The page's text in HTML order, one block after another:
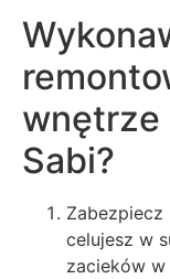
wnętrze
Sabi?
Zabezpiecz
celujesz w
zacieków w